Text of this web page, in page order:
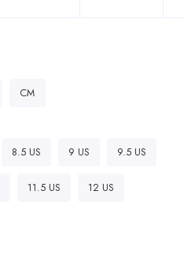
CM
8.5 US 9 US 9.5 US
11.5 US 12 US